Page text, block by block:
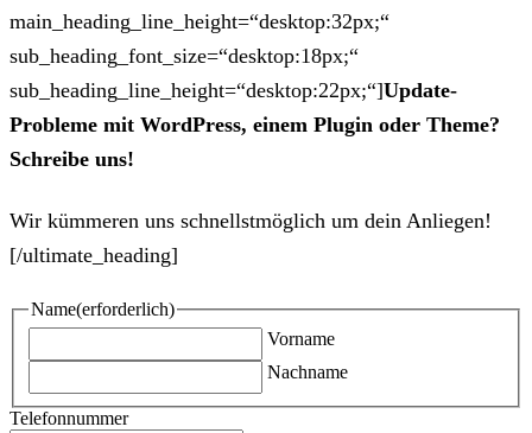
main_heading_line_height=“desktop:32px;“
sub_heading_font_size=“desktop:18px;“
sub_heading_line_height=“desktop:22px;“]Update-
Probleme mit WordPress, einem Plugin oder Theme?
Schreibe uns!
Wir kümmeren uns schnellstmöglich um dein Anliegen!
[/ultimate_heading]
Name(erforderlich)
Vorname
Nachname
Telefonnummer